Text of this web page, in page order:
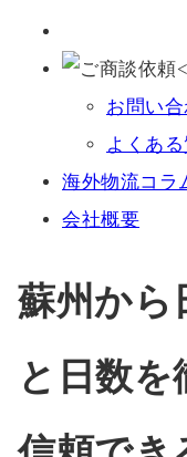
お問い
よくある
海外物流コラ
会社概要
蘇州から
と日数を